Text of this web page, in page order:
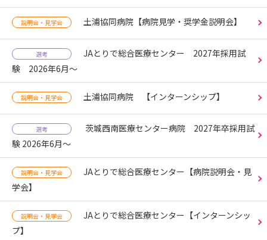
説明会・見学会 土浦協同病院【病院見学・奨学金説明会】
選考
JAとりで総合医療センター 2027年採用試
験 2026年6月～
説明会・見学会 土浦協同病院 【インターンシップ】
選考
茨城西南医療センター病院 2027年卒採用試
験 2026年6月～
説明会・見学会
JAとりで総合医療センター【病院説明会・見
学会】
説明会・見学会
JAとりで総合医療センター【インターンシッ
プ】